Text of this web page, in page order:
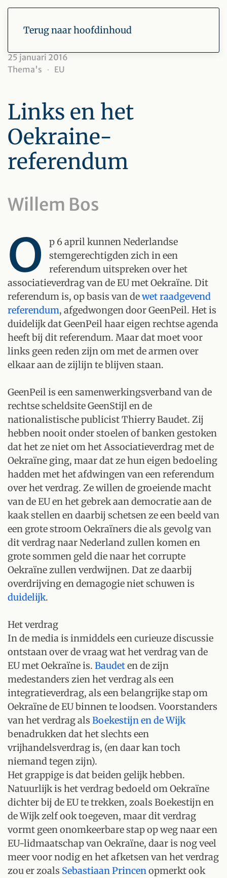
Terug naar hoofdinhoud
25 januari 2016
Thema's
EU
Links en het
Oekraine-
referendum
Willem Bos
O
p 6 april kunnen Nederlandse
stemgerechtigden zich in een
referendum uitspreken over het
associatieverdrag van de EU met Oekraïne. Dit
referendum is, op basis van dewet raadgevend
referendum, afgedwongen door GeenPeil. Het is
duidelijk dat GeenPeil haar eigen rechtse agenda
heeft bij dit referendum. Maar dat moet voor
links geen reden zijn om met de armen over
elkaar aan de zijlijn te blijven staan.
GeenPeil is een samenwerkingsverband van de
rechtse scheldsite GeenStijl en de
nationalistische publicist Thierry Baudet. Zij
hebben nooit onder stoelen of banken gestoken
dat het ze niet om het Associatieverdrag met de
Oekraïne ging, maar dat ze hun eigen bedoeling
hadden met het afdwingen van een referendum
over het verdrag. Ze willen de groeiende macht
van de EU en het gebrek aan democratie aan de
kaak stellen en daarbij schetsen ze een beeld van
een grote stroom Oekraïners die als gevolg van
dit verdrag naar Nederland zullen komen en
grote sommen geld die naar het corrupte
Oekraïne zullen verdwijnen. Dat ze daarbij
overdrijving en demagogie niet schuwen is
duidelijk.
Het verdrag
In de media is inmiddels een curieuze discussie
ontstaan over de vraag wat het verdrag van de
EU met Oekraïne is. Baudeten de zijn
medestanders zien het verdrag als een
integratieverdrag, als een belangrijke stap om
Oekraïne de EU binnen te loodsen. Voorstanders
van het verdrag als Boekestijn en de Wijk
benadrukken dat het slechts een
vrijhandelsverdrag is, (en daar kan toch
niemand tegen zijn).
Het grappige is dat beiden gelijk hebben.
Natuurlijk is het verdrag bedoeld om Oekraïne
dichter bij de EU te trekken, zoals Boekestijn en
de Wijk zelf ook toegeven, maar dit verdrag
vormt geen onomkeerbare stap op weg naar een
EU-lidmaatschap van Oekraïne, daar is nog veel
meer voor nodig en het afketsen van het verdrag
zou er zoals Sebastiaan Princenopmerkt ook